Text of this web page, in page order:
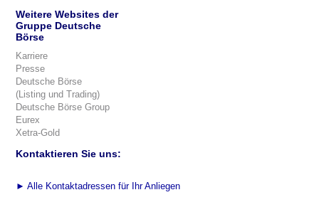
Weitere Websites der
Gruppe Deutsche
Börse
Karriere
Presse
Deutsche Börse
(Listing und Trading)
Deutsche Börse Group
Eurex
Xetra-Gold
Kontaktieren Sie uns:
► Alle Kontaktadressen für Ihr Anliegen